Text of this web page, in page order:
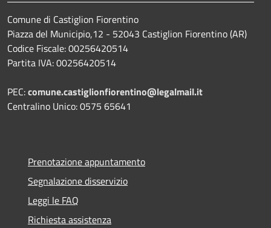
Comune di Castiglion Fiorentino
Piazza del Municipio,12 - 52043 Castiglion Fiorentino (AR)
Codice Fiscale: 00256420514
Partita IVA: 00256420514
PEC:comune.castiglionfiorentino@legalmail.it
Centralino Unico: 0575 65641
Prenotazione appuntamento
Segnalazione disservizio
Leggi le FAQ
Richiesta assistenza